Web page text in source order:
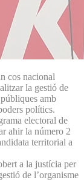
cos nacional
la gestió de
amb
polítics.
electoral de
ahir la número 2
territorial a
a la justícia per
de l’organisme